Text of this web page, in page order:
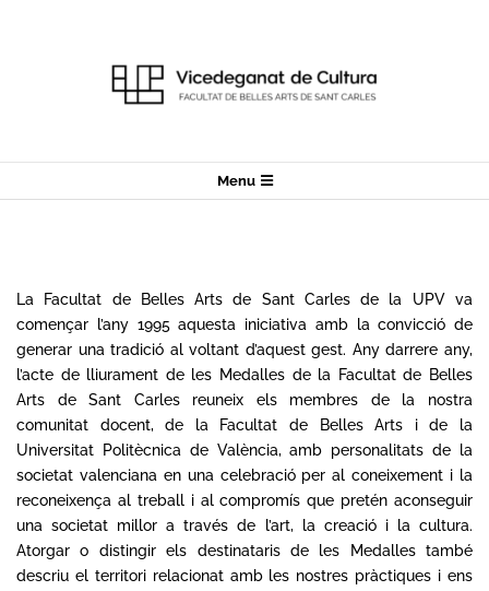
Navigation
Menu
La Facultat de Belles Arts de Sant Carles de la UPV va
començar l’any 1995 aquesta iniciativa amb la convicció de
generar una tradició al voltant d’aquest gest. Any darrere any,
l’acte de lliurament de les Medalles de la Facultat de Belles
Arts de Sant Carles reuneix els membres de la nostra
comunitat docent, de la Facultat de Belles Arts i de la
Universitat Politècnica de València, amb personalitats de la
societat valenciana en una celebració per al coneixement i la
reconeixença al treball i al compromís que pretén aconseguir
una societat millor a través de l’art, la creació i la cultura.
Atorgar o distingir els destinataris de les Medalles també
descriu el territori relacionat amb les nostres pràctiques i ens